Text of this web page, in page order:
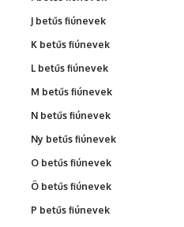
J betűs fiúnevek
K betűs fiúnevek
L betűs fiúnevek
M betűs fiúnevek
N betűs fiúnevek
Ny betűs fiúnevek
O betűs fiúnevek
Ö betűs fiúnevek
P betűs fiúnevek